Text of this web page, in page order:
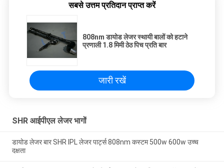
सबसे उत्तम प्रतिदान प्राप्त करें
808nm डायोड लेजर स्थायी बालों को हटाने
प्रणाली 1.8 मिमी ठेठ पिच प्रति बार
जारी रखें
SHR आईपीएल लेजर भागों
डायोड लेजर बार SHR IPL लेजर पार्ट्स 808nm कस्टम 500w 600w उच्च
दक्षता